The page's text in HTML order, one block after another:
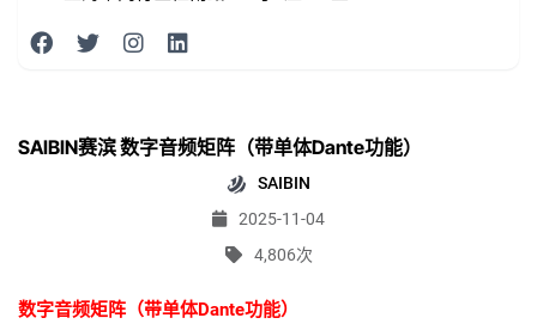
SAIBIN赛滨 数字音频矩阵（带单体Dante功能）
SAIBIN
2025-11-04
4,806次
数字音频矩阵（带单体Dante功能）